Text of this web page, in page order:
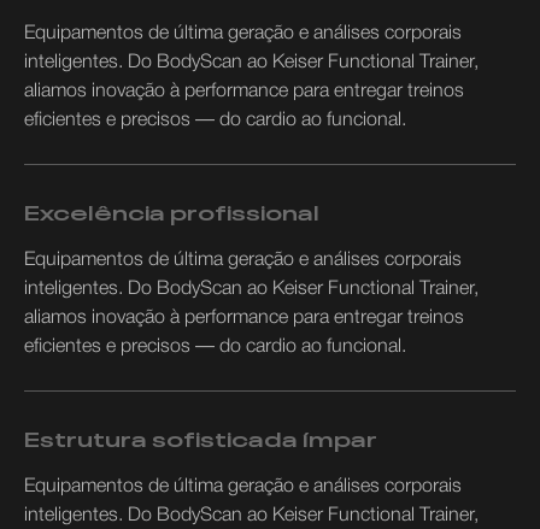
Equipamentos de última geração e análises corporais
inteligentes. Do BodyScan ao Keiser Functional Trainer,
aliamos inovação à performance para entregar treinos
eficientes e precisos — do cardio ao funcional.
Excelência profissional
Equipamentos de última geração e análises corporais
inteligentes. Do BodyScan ao Keiser Functional Trainer,
aliamos inovação à performance para entregar treinos
eficientes e precisos — do cardio ao funcional.
Estrutura sofisticada ímpar
Equipamentos de última geração e análises corporais
inteligentes. Do BodyScan ao Keiser Functional Trainer,